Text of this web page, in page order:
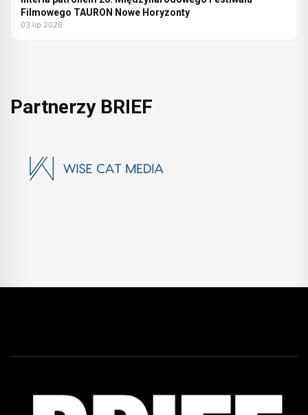
Filmowego TAURON Nowe Horyzonty
03 lip 2026
Partnerzy BRIEF